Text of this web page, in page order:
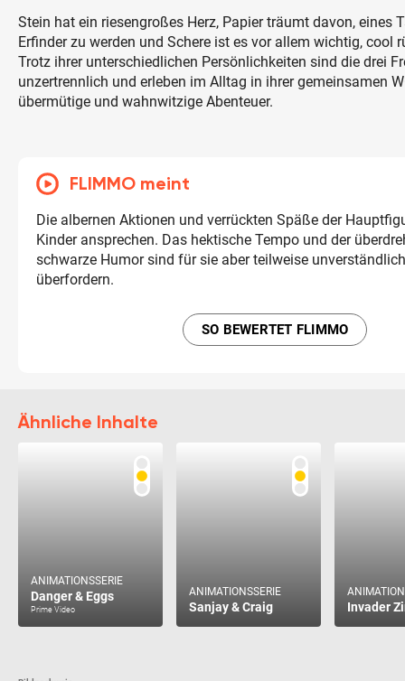
Stein hat ein riesengroßes Herz, Papier träumt davon, eines
Erfinder zu werden und Schere ist es vor allem wichtig, cool
Trotz ihrer unterschiedlichen Persönlichkeiten sind die drei
unzertrennlich und erleben im Alltag in ihrer gemeinsamen
übermütige und wahnwitzige Abenteuer.
FLIMMO meint
Die albernen Aktionen und verrückten Späße der
Kinder ansprechen. Das hektische Tempo und der
schwarze Humor sind für sie aber teilweise
überfordern.
SO BEWERTET FLIMMO
Ähnliche Inhalte
ANIMATIONSSERIE
Danger & Eggs
Prime Video
ANIMATIONSSERIE
Sanjay & Craig Invader